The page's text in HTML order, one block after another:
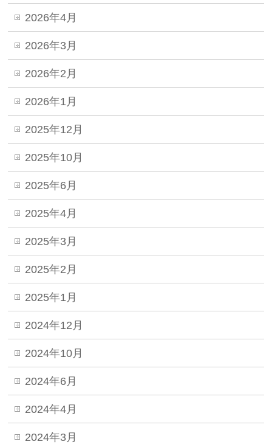
2026年4月
2026年3月
2026年2月
2026年1月
2025年12月
2025年10月
2025年6月
2025年4月
2025年3月
2025年2月
2025年1月
2024年12月
2024年10月
2024年6月
2024年4月
2024年3月